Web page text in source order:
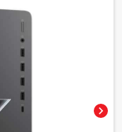
chevron_right